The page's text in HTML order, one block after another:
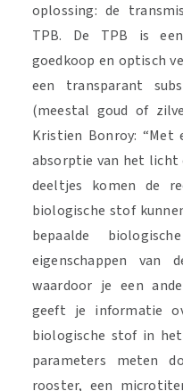
oplossing: de
TPB. De TPB is
goedkoop en optisch
een transparant
(meestal goud of
Kristien Bonroy:
absorptie van het licht
deeltjes komen de
biologische stof
bepaalde
eigenschappen van
waardoor je een
geeft je informatie
biologische stof in
parameters meten
rooster, een